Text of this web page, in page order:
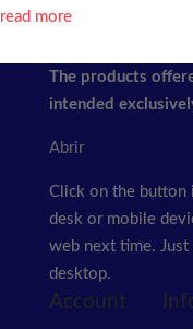
read more
The products
intended
Abrir
Click on the button
desk or mobile
web next time.
desktop.
Account